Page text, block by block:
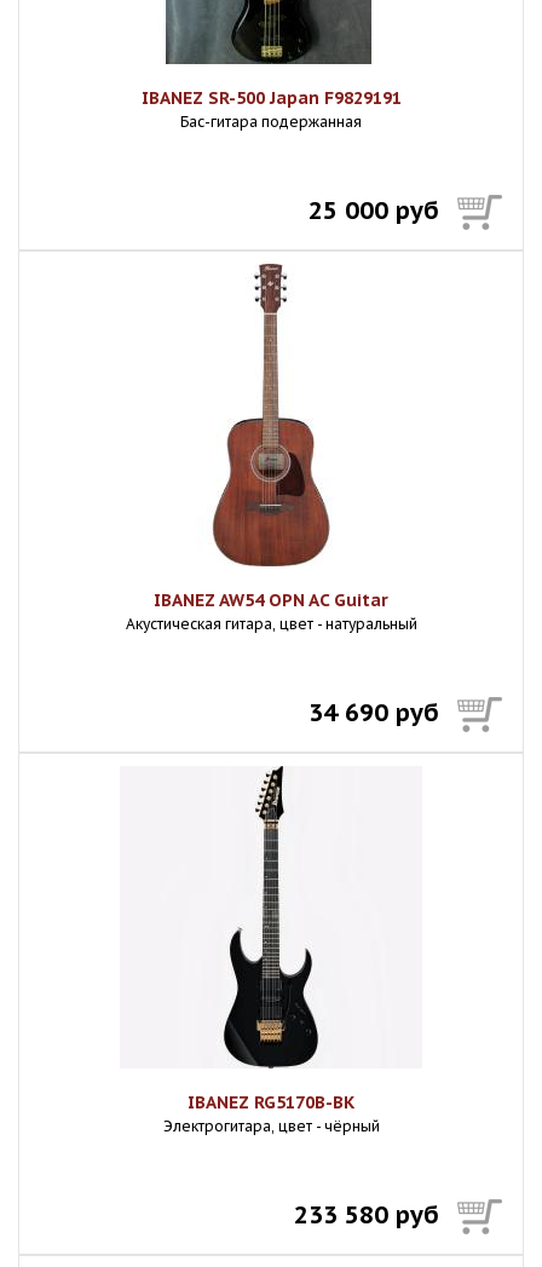
IBANEZ SR-500 Japan F9829191
Бас-гитара подержанная
25 000 руб
IBANEZ AW54 OPN AC Guitar
Акустическая гитара, цвет - натуральный
34 690 руб
IBANEZ RG5170B-BK
Электрогитара, цвет - чёрный
233 580 руб